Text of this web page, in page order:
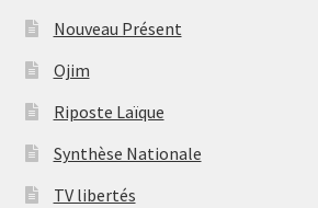
Nouveau Présent
Ojim
Riposte Laïque
Synthèse Nationale
TV libertés